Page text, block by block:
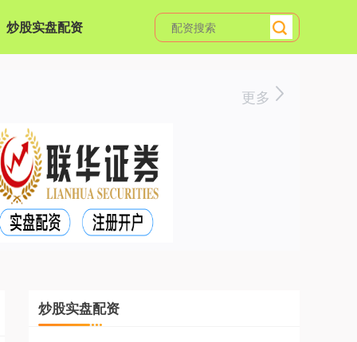
炒股实盘配资
更多
炒股实盘配资